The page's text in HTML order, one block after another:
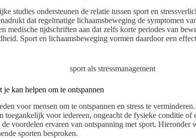
studies ondersteunen de relatie tussen sport en
dat regelmatige lichaamsbeweging de symptomen
medische tijdschriften aan dat zelfs korte periodes van
Sport en lichaamsbeweging vormen daardoor een
je kan helpen om te ontspannen
voor mensen om te ontspannen en stress te
toegankelijk voor iedereen, ongeacht de fysieke conditie of
voordelen ervaren van ontspanning met sport. Hieronder
sporten besproken.